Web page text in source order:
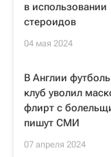
в использовании
стероидов
04 мая 2024
В Англии
клуб уволил
флирт с
пишут СМИ
07 апреля 2024